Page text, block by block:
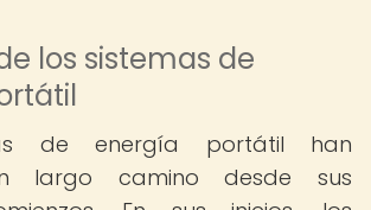
los sistemas de
de energía portátil han
largo camino desde sus